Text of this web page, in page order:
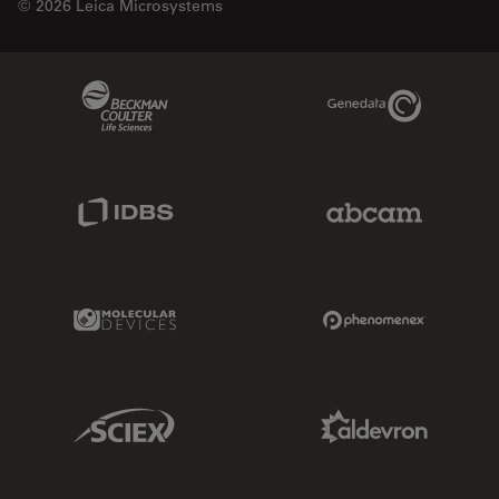
© 2026 Leica Microsystems
Genedata Link
Molecular Devices Link
Sciex Link